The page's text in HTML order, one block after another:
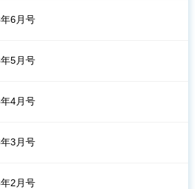
6月号
5月号
4月号
3月号
2月号